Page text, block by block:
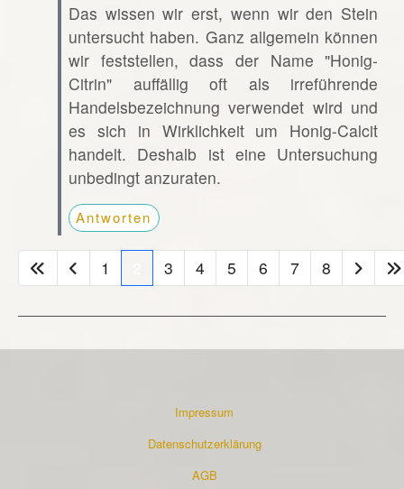
Das wissen wir erst, wenn wir den Stein
untersucht haben. Ganz allgemein können
wir feststellen, dass der Name "Honig-
Citrin" auffällig oft als irreführende
Handelsbezeichnung verwendet wird und
es sich in Wirklichkeit um Honig-Calcit
handelt. Deshalb ist eine Untersuchung
unbedingt anzuraten.
Antworten
1 3 4 5 6 7 8
Impressum
Datenschutzerklärung
AGB